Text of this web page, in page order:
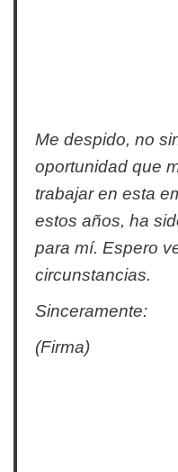
Me despido, no
oportunidad que
trabajar en esta
estos años, ha
para mí. Espero
circunstancias.
Sinceramente:
(Firma)